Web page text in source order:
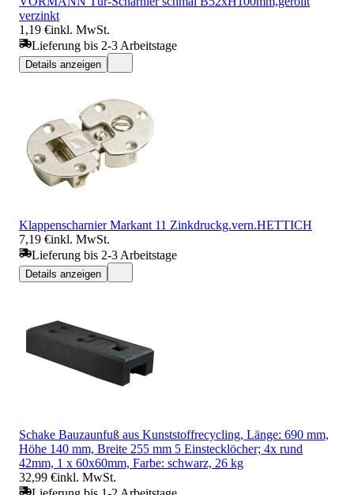
verzinkt
1,19 €inkl. MwSt.
Lieferung bis 2-3 Arbeitstage
Details anzeigen
Klappenscharnier Markant 11 Zinkdruckg.vern.HETTICH
7,19 €inkl. MwSt.
Lieferung bis 2-3 Arbeitstage
Details anzeigen
Schake Bauzaunfuß aus Kunststoffrecycling, Länge: 690 mm,
Höhe 140 mm, Breite 255 mm 5 Einstecklöcher; 4x rund
42mm, 1 x 60x60mm, Farbe: schwarz, 26 kg
32,99 €inkl. MwSt.